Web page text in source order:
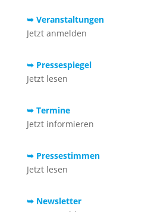
➥ Veranstaltungen
Jetzt anmelden
➥ Pressespiegel
Jetzt lesen
➥ Termine
Jetzt informieren
➥ Pressestimmen
Jetzt lesen
➥ Newsletter